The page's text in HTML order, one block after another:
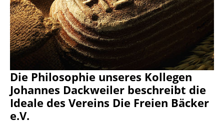
Die Philosophie unseres Kollegen
Johannes Dackweiler beschreibt die
Ideale des Vereins Die Freien Bäcker
e.V.